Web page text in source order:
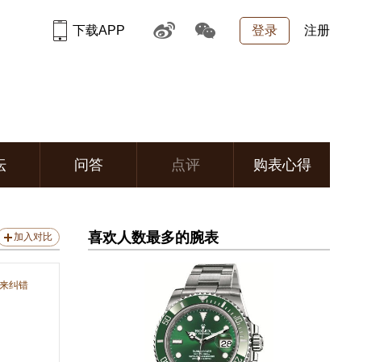
登录 注册
下载APP
问答 点评 购表心得
加入对比
纠错
喜欢人数最多的腕表